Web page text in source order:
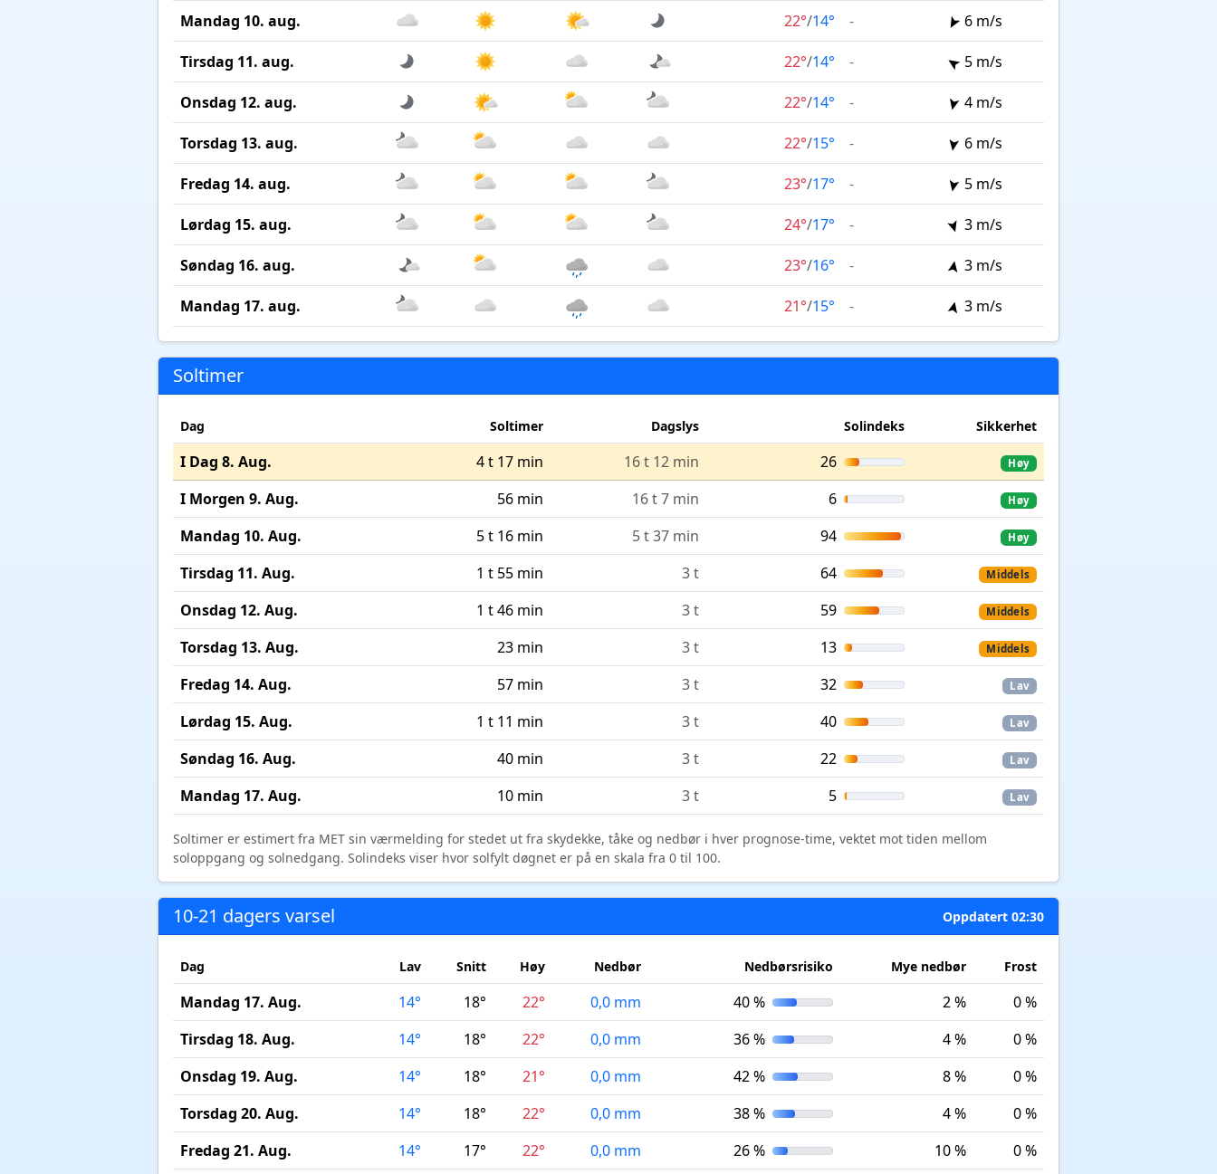
Mandag 10. aug. 22°/14° - 6 m/s
Tirsdag 11. aug. 22°/14° - 5 m/s
Onsdag 12. aug. 22°/14° - 4 m/s
Torsdag 13. aug. 22°/15° - 6 m/s
Fredag 14. aug. 23°/17° - 5 m/s
Lørdag 15. aug. 24°/17° - 3 m/s
Søndag 16. aug. 23°/16° - 3 m/s
Mandag 17. aug. 21°/15° - 3 m/s
Soltimer
Dag Soltimer Dagslys Solindeks Sikkerhet
I Dag 8. Aug. 4 t 17 min 16 t 12 min 26 Høy
I Morgen 9. Aug. 56 min 16 t 7 min 6 Høy
Mandag 10. Aug. 5 t 16 min 5 t 37 min 94 Høy
Tirsdag 11. Aug. 1 t 55 min 3 t 64 Middels
Onsdag 12. Aug. 1 t 46 min 3 t 59 Middels
Torsdag 13. Aug. 23 min 3 t 13 Middels
Fredag 14. Aug. 57 min 3 t 32 Lav
Lørdag 15. Aug. 1 t 11 min 3 t 40 Lav
Søndag 16. Aug. 40 min 3 t 22 Lav
Mandag 17. Aug. 10 min 3 t 5 Lav
Soltimer er estimert fra MET sin værmelding for stedet ut fra skydekke, tåke og nedbør i hver prognose-time, vektet mot tiden mellom
soloppgang og solnedgang. Solindeks viser hvor solfylt døgnet er på en skala fra 0 til 100.
10-21 dagers varsel Oppdatert 02:30
Dag Lav Snitt Høy Nedbør Nedbørsrisiko Mye nedbør Frost
Mandag 17. Aug. 14° 18° 22° 0,0 mm 40 % 2 %
0 %
Tirsdag 18. Aug.
14° 18° 22° 0,0 mm 36 % 4 %
0 %
Onsdag 19. Aug.
14° 18° 21° 0,0 mm 42 % 8 %
0 %
Torsdag 20. Aug.
14° 18° 22° 0,0 mm 38 % 4 %
0 %
Fredag 21. Aug.
14° 17° 22° 0,0 mm 26 % 10 %
0 %